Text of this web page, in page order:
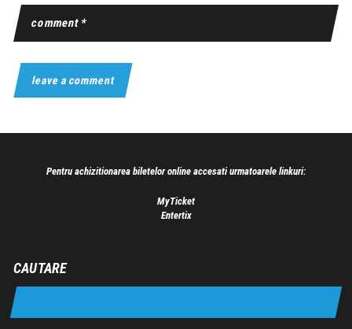
Pentru achizitionarea biletelor online accesati urmatoarele linkuri:
MyTicket
Entertix
CAUTARE